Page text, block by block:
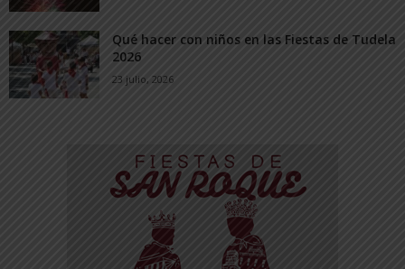
Qué hacer con niños en las Fiestas de Tudela
2026
23 julio, 2026